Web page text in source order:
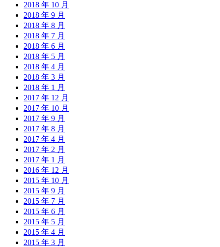
2018 年 10 月
2018 年 9 月
2018 年 8 月
2018 年 7 月
2018 年 6 月
2018 年 5 月
2018 年 4 月
2018 年 3 月
2018 年 1 月
2017 年 12 月
2017 年 10 月
2017 年 9 月
2017 年 8 月
2017 年 4 月
2017 年 2 月
2017 年 1 月
2016 年 12 月
2015 年 10 月
2015 年 9 月
2015 年 7 月
2015 年 6 月
2015 年 5 月
2015 年 4 月
2015 年 3 月